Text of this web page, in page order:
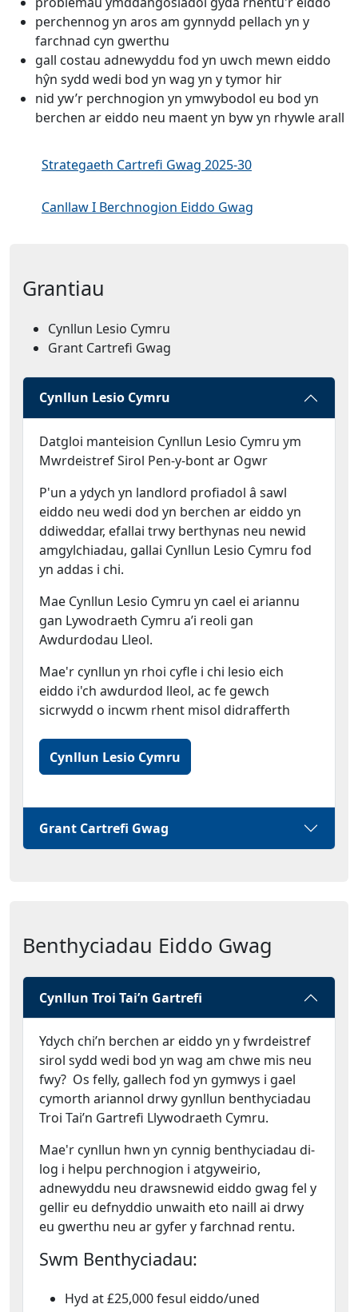
perchennog yn aros am gynnydd pellach yn y
farchnad cyn gwerthu
gall costau adnewyddu fod yn uwch mewn eiddo
hŷn sydd wedi bod yn wag yn y tymor hir
nid yw’r perchnogion yn ymwybodol eu bod yn
berchen ar eiddo neu maent yn byw yn rhywle arall
Strategaeth Cartrefi Gwag 2025-30
Canllaw I Berchnogion Eiddo Gwag
Grantiau
Cynllun Lesio Cymru
Grant Cartrefi Gwag
Cynllun Lesio Cymru
Datgloi manteision Cynllun Lesio Cymru ym
Mwrdeistref Sirol Pen-y-bont ar Ogwr
P'un a ydych yn landlord profiadol â sawl
eiddo neu wedi dod yn berchen ar eiddo yn
ddiweddar, efallai trwy berthynas neu newid
amgylchiadau, gallai Cynllun Lesio Cymru fod
yn addas i chi.
Mae Cynllun Lesio Cymru yn cael ei ariannu
gan Lywodraeth Cymru a’i reoli gan
Awdurdodau Lleol.
Mae'r cynllun yn rhoi cyfle i chi lesio eich
eiddo i'ch awdurdod lleol, ac fe gewch
sicrwydd o incwm rhent misol didrafferth
Cynllun Lesio Cymru
Grant Cartrefi Gwag
Benthyciadau Eiddo Gwag
Cynllun Troi Tai’n Gartrefi
Ydych chi’n berchen ar eiddo yn y fwrdeistref
sirol sydd wedi bod yn wag am chwe mis neu
fwy? Os felly, gallech fod yn gymwys i gael
cymorth ariannol drwy gynllun benthyciadau
Troi Tai’n Gartrefi Llywodraeth Cymru.
Mae'r cynllun hwn yn cynnig benthyciadau di-
log i helpu perchnogion i atgyweirio,
adnewyddu neu drawsnewid eiddo gwag fel y
gellir eu defnyddio unwaith eto naill ai drwy
eu gwerthu neu ar gyfer y farchnad rentu.
Swm Benthyciadau:
Hyd at £25,000 fesul eiddo/uned